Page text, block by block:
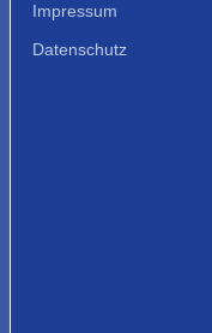
Impressum
Datenschutz